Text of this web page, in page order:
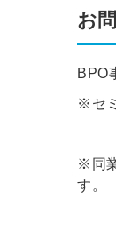
お
BPO
※セ
※同
す。